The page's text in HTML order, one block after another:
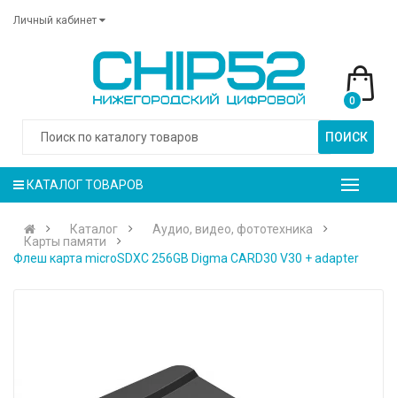
Личный кабинет
ПОИСК
0
КАТАЛОГ ТОВАРОВ
Каталог
Аудио, видео, фототехника
Карты памяти
Флеш карта microSDXC 256GB Digma CARD30 V30 + adapter